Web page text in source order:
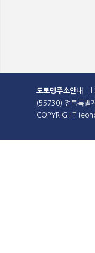
도로명주소안내
(55730) 전북특별
COPYRIGHT